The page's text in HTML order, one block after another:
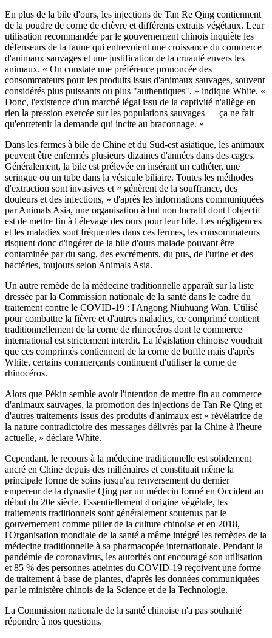
En plus de la bile d'ours, les injections de Tan Re Qing contiennent
de la poudre de corne de chèvre et différents extraits végétaux. Leur
utilisation recommandée par le gouvernement chinois inquiète les
défenseurs de la faune qui entrevoient une croissance du commerce
d'animaux sauvages et une justification de la cruauté envers les
animaux. « On constate une préférence prononcée des
consommateurs pour les produits issus d'animaux sauvages, souvent
considérés plus puissants ou plus "authentiques", » indique White. «
Donc, l'existence d'un marché légal issu de la captivité n'allège en
rien la pression exercée sur les populations sauvages — ça ne fait
qu'entretenir la demande qui incite au braconnage. »
Dans les fermes à bile de Chine et du Sud-est asiatique, les animaux
peuvent être enfermés plusieurs dizaines d'années dans des cages.
Généralement, la bile est prélevée en insérant un cathéter, une
seringue ou un tube dans la vésicule biliaire. Toutes les méthodes
d'extraction sont invasives et « génèrent de la souffrance, des
douleurs et des infections, » d'après les informations communiquées
par Animals Asia, une organisation à but non lucratif dont l'objectif
est de mettre fin à l'élevage des ours pour leur bile. Les négligences
et les maladies sont fréquentes dans ces fermes, les consommateurs
risquent donc d'ingérer de la bile d'ours malade pouvant être
contaminée par du sang, des excréments, du pus, de l'urine et des
bactéries, toujours selon Animals Asia.
Un autre remède de la médecine traditionnelle apparaît sur la liste
dressée par la Commission nationale de la santé dans le cadre du
traitement contre le COVID-19 : l'Angong Niuhuang Wan. Utilisé
pour combattre la fièvre et d'autres maladies, ce comprimé contient
traditionnellement de la corne de rhinocéros dont le commerce
international est strictement interdit. La législation chinoise voudrait
que ces comprimés contiennent de la corne de buffle mais d'après
White, certains commerçants continuent d'utiliser la corne de
rhinocéros.
Alors que Pékin semble avoir l'intention de mettre fin au commerce
d'animaux sauvages, la promotion des injections de Tan Re Qing et
d'autres traitements issus des produits d'animaux est « révélatrice de
la nature contradictoire des messages délivrés par la Chine à l'heure
actuelle, » déclare White.
Cependant, le recours à la médecine traditionnelle est solidement
ancré en Chine depuis des millénaires et constituait même la
principale forme de soins jusqu'au renversement du dernier
empereur de la dynastie Qing par un médecin formé en Occident au
début du 20e siècle. Essentiellement d'origine végétale, les
traitements traditionnels sont généralement soutenus par le
gouvernement comme pilier de la culture chinoise et en 2018,
l'Organisation mondiale de la santé a même intégré les remèdes de la
médecine traditionnelle à sa pharmacopée internationale. Pendant la
pandémie de coronavirus, les autorités ont encouragé son utilisation
et 85 % des personnes atteintes du COVID-19 reçoivent une forme
de traitement à base de plantes, d'après les données communiquées
par le ministère chinois de la Science et de la Technologie.
La Commission nationale de la santé chinoise n'a pas souhaité
répondre à nos questions.